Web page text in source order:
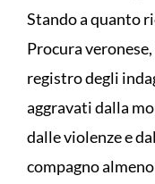
Stando a quanto
Procura
registro degli
aggravati dalla
dalle violenze e
compagno